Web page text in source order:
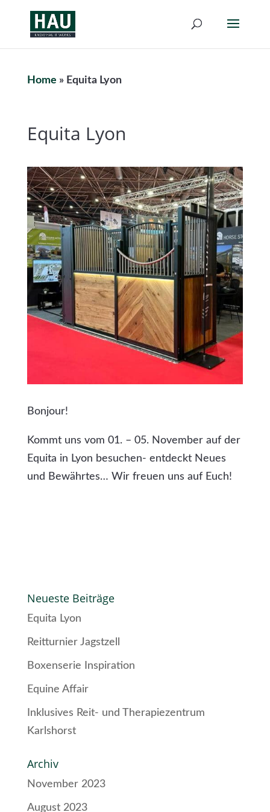
Home » Equita Lyon
Equita Lyon
Bonjour!
Kommt uns vom 01. – 05. November auf der
Equita in Lyon besuchen- entdeckt Neues
und Bewährtes… Wir freuen uns auf Euch!
Neueste Beiträge
Equita Lyon
Reitturnier Jagstzell
Boxenserie Inspiration
Equine Affair
Inklusives Reit- und Therapiezentrum
Karlshorst
Archiv
November 2023
August 2023